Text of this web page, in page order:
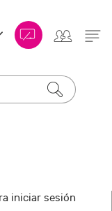
iniciar sesión